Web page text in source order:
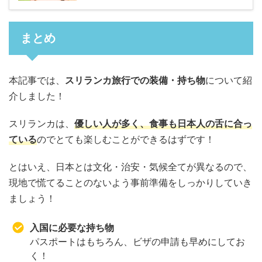
まとめ
本記事では、 スリランカ旅行での装備・持ち物について紹
介しました！
スリランカは、 優しい人が多く、食事も日本人の舌に合っ
ているのでとても楽しむことができるはずです！
とはいえ、日本とは文化・治安・気候全てが異なるので、
現地で慌てることのないよう事前準備をしっかりしていき
ましょう！
入国に必要な持ち物
パスポートはもちろん、ビザの申請も早めにしてお
く！